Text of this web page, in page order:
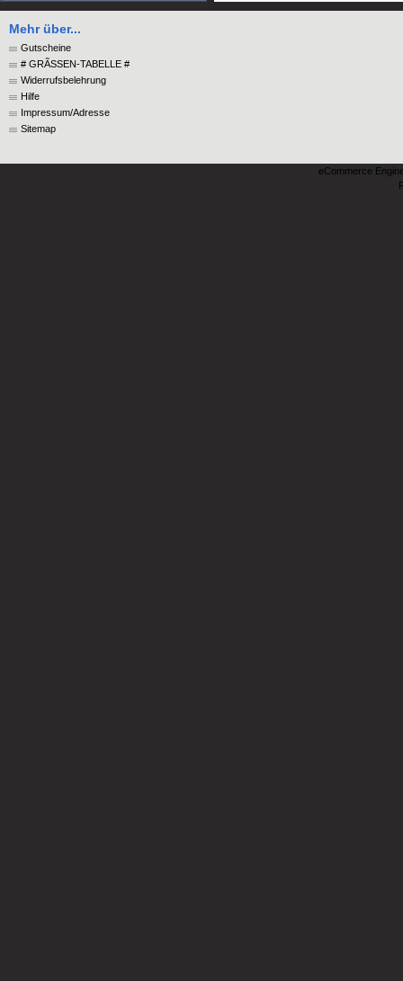
Mehr über...
Gutscheine
# GRÃSSEN-TABELLE #
Widerrufsbelehrung
Hilfe
Impressum/Adresse
Sitemap
eCommerce